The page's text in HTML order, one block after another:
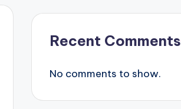
Recent Comments
No comments to show.